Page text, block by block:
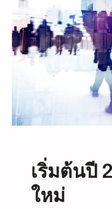
เริ่มต้นปี
ใหม่